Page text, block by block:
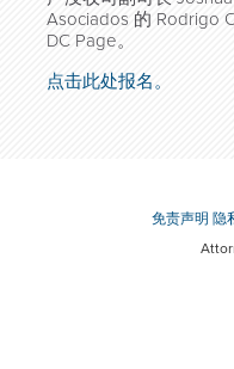
Asociados 的 Rodrigo
DC Page。
点击此处报名。
免责声明 隐